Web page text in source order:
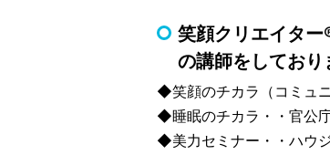
笑顔クリエイタ
の講師をしており
◆笑顔のチカラ（コミュ
◆睡眠のチカラ・・官公
◆美力セミナー・・ハウ